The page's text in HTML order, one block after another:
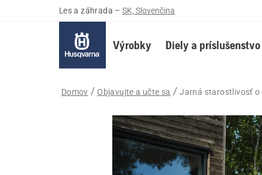
Les a záhrada – SK, Slovenčina
Výrobky Diely a príslušenstvo
Domov Objavujte a učte sa Jarná starostlivosť o